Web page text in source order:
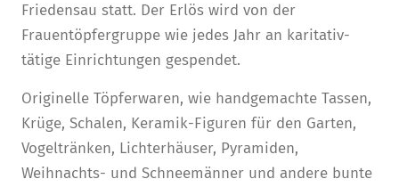
Friedensau statt. Der Erlös wird von der
Frauentöpfergruppe wie jedes Jahr an karitativ-
tätige Einrichtungen gespendet.
Originelle Töpferwaren, wie handgemachte Tassen,
Krüge, Schalen, Keramik-Figuren für den Garten,
Vogeltränken, Lichterhäuser, Pyramiden,
Weihnachts- und Schneemänner und andere bunte